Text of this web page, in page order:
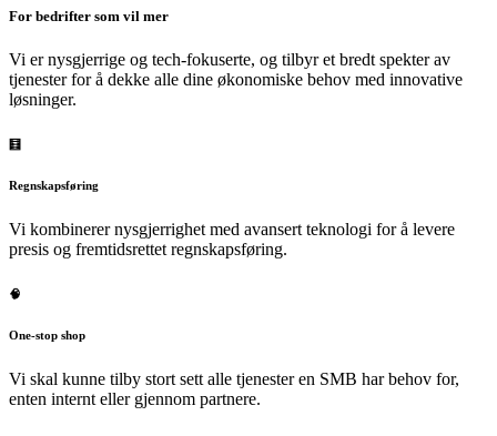
For bedrifter som vil mer
Vi er nysgjerrige og tech-fokuserte, og tilbyr et bredt spekter av
tjenester for å dekke alle dine økonomiske behov med innovative
løsninger.
🧮
Regnskapsføring
Vi kombinerer nysgjerrighet med avansert teknologi for å levere
presis og fremtidsrettet regnskapsføring.
🧠
One-stop shop
Vi skal kunne tilby stort sett alle tjenester en SMB har behov for,
enten internt eller gjennom partnere.